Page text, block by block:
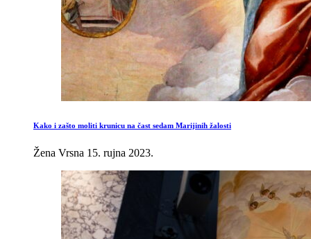
Kako i zašto moliti krunicu na čast sedam Marijinih žalosti
Žena Vrsna 15. rujna 2023.